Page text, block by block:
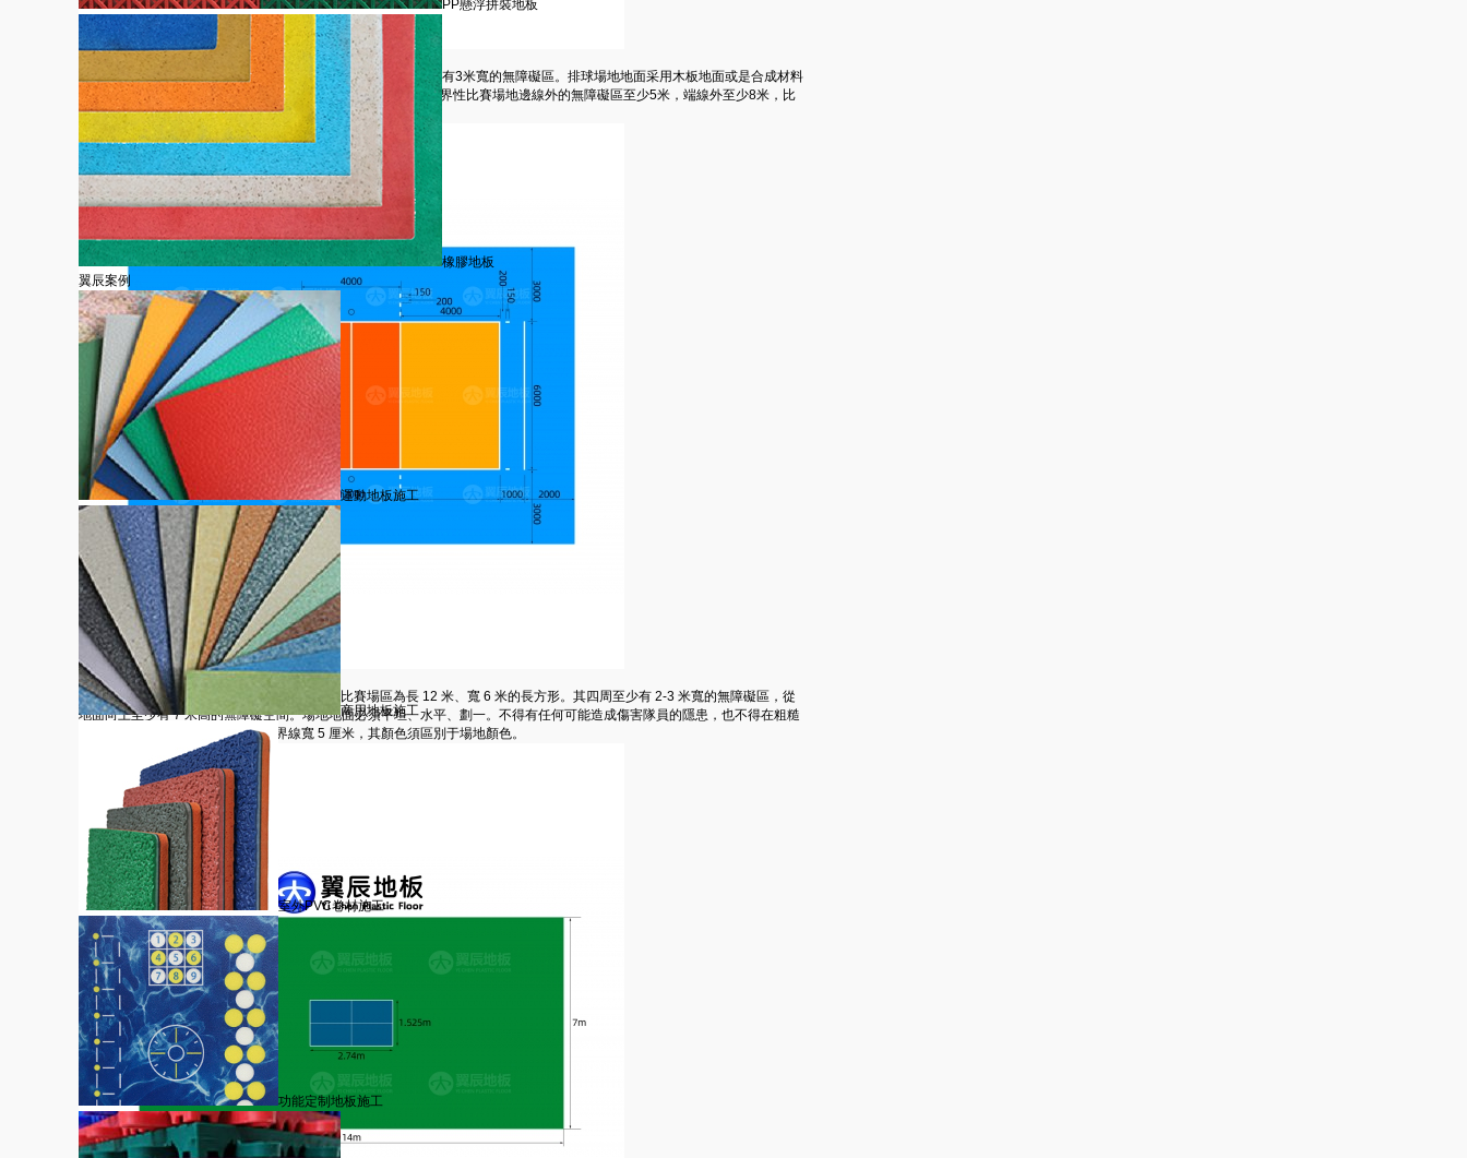
PP懸浮拼裝地板
橡膠地板
翼辰案例
運動地板施工
商用地板施工
室外PVC卷材施工
功能定制地板施工
排球場地標準尺寸是多少？
排球比賽場地為長方形，其長度為18米，寬度為9米。四周至少有3米寬的無障礙區。排球場地地面采用木板地面或是合成材料
的塑膠地板。從地面量起至少有7米的無障礙空間。國際排聯世界性比賽場地邊線外的無障礙區至少5米，端線外至少8米，比
賽場地上空的無障礙空間至少12.5米。
氣排球場地尺寸與設施要求
氣排球的比賽場地包括比賽場區和無障礙區。比賽場區為長 12 米、寬 6 米的長方形。其四周至少有 2-3 米寬的無障礙區，從
地面向上至少有 7 米高的無障礙空間。場地地面必須平坦、水平、劃一。不得有任何可能造成傷害隊員的隱患，也不得在粗糙
或易滑的地面上進行比賽。所有的界線寬 5 厘米，其顏色須區別于場地顏色。